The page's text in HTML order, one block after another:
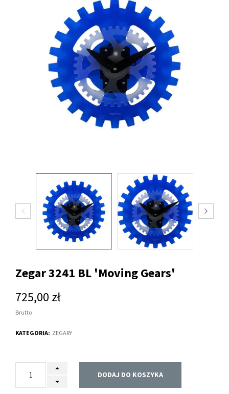
Zegar 3241 BL 'Moving Gears'
725,00 zł
Brutto
KATEGORIA: ZEGARY
DODAJ DO KOSZYKA